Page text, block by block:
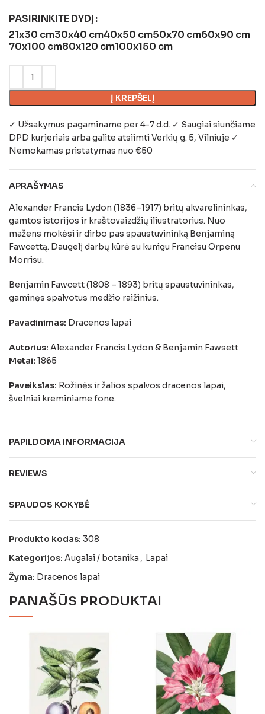
PASIRINKITE DYDĮ
21x30 cm30x40 cm40x50 cm50x70 cm60x90 cm
70x100 cm80x120 cm100x150 cm
Į KREPŠELĮ
✓ Užsakymus pagaminame per 4-7 d.d. ✓ Saugiai siunčiame
DPD kurjeriais arba galite atsiimtiVerkių g. 5, Vilniuje ✓
Nemokamas pristatymas nuo €50
APRAŠYMAS
Alexander Francis Lydon (1836–1917) britų akvarelininkas,
gamtos istorijos ir kraštovaizdžių iliustratorius. Nuo
mažens mokėsi ir dirbo pas spaustuvininką Benjaminą
Fawcettą. Daugelį darbų kūrė su kunigu Francisu Orpenu
Morrisu.
Benjamin Fawcett (1808 – 1893) britų spaustuvininkas,
gaminęs spalvotus medžio raižinius.
Pavadinimas: Dracenos lapai
Autorius: Alexander Francis Lydon & Benjamin Fawsett
Metai: 1865
Paveikslas: Rožinės ir žalios spalvos dracenos lapai,
švelniai kreminiame fone.
PAPILDOMA INFORMACIJA
REVIEWS
SPAUDOS KOKYBĖ
Produkto kodas: 308
Kategorijos: Augalai / botanika , Lapai
Žyma: Dracenos lapai
PANAŠŪS PRODUKTAI